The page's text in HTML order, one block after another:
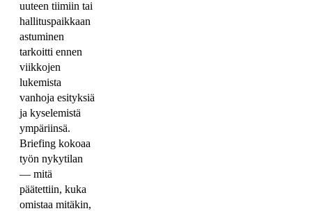
uuteen tiimiin tai
hallituspaikkaan
astuminen
tarkoitti ennen
viikkojen
lukemista
vanhoja esityksiä
ja kyselemistä
ympäriinsä.
Briefing kokoaa
työn nykytilan
— mitä
päätettiin, kuka
omistaa mitäkin,